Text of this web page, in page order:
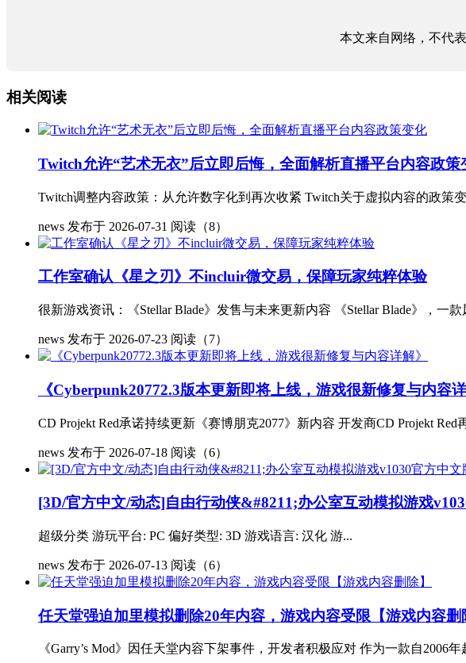
本文来自网络，不代
相关阅读
Twitch允许“艺术无衣”后立即后悔，全面解析直播平台内容政策
Twitch调整内容政策：从允许数字化到再次收紧 Twitch关于虚拟内容的政
news 发布于 2026-07-31 阅读（8）
工作室确认《星之刃》不incluir微交易，保障玩家纯粹体验
很新游戏资讯：《Stellar Blade》发售与未来更新内容 《Stellar Blade》，
news 发布于 2026-07-23 阅读（7）
《Cyberpunk20772.3版本更新即将上线，游戏很新修复与内容详
CD Projekt Red承诺持续更新《赛博朋克2077》新内容 开发商CD Projekt
news 发布于 2026-07-18 阅读（6）
[3D/官方中文/动态]自由行动侠&#8211;办公室互动模拟游戏
超级分类 游玩平台: PC 偏好类型: 3D 游戏语言: 汉化 游...
news 发布于 2026-07-13 阅读（6）
任天堂强迫加里模拟删除20年内容，游戏内容受限【游戏内容删
《Garry’s Mod》因任天堂内容下架事件，开发者积极应对 作为一款自2006